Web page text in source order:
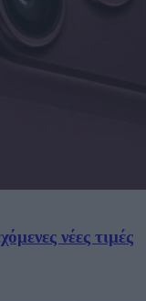
νέες τιμές